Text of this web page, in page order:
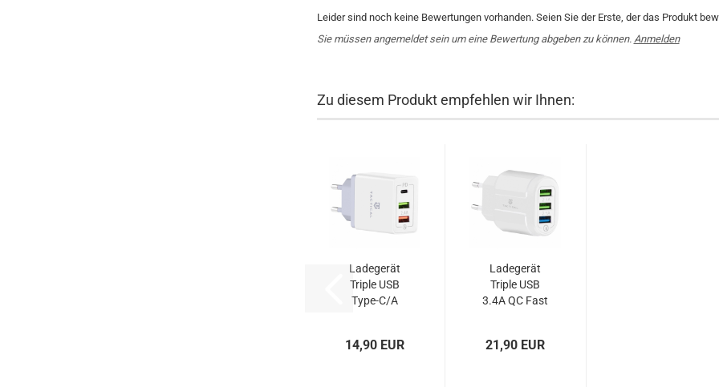
Leider sind noch keine Bewertungen vorhanden. Seien Sie der Erste, der das Produkt
Sie müssen angemeldet sein um eine Bewertung abgeben zu können. Anmelden
Zu diesem Produkt empfehlen wir Ihnen:
Ladegerät
Triple USB
Type-C/A
Tactical
14,90 EUR
Ladegerät
Triple USB
3.4A QC Fast
21,90 EUR